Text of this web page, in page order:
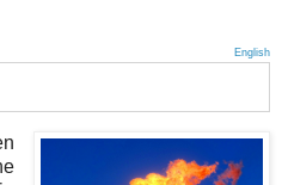
English